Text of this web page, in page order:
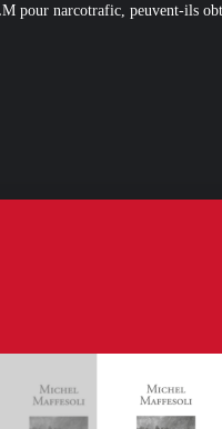
ils obtenir un nouveau logement